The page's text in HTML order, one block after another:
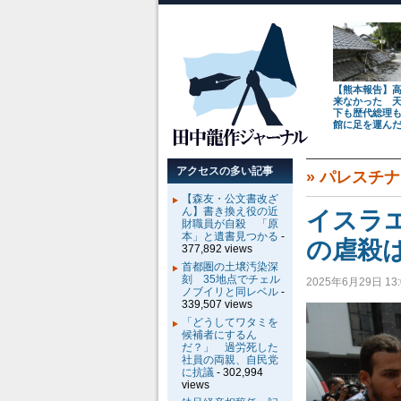
【熊本報告】
来なかった
下も歴代総理
館に足を運ん
»パレスチ
イスラ
の虐殺
2025年6月29日
アクセスの多い記事
【森友・公文書改ざ
ん】書き換え役の近
財職員が自殺 「原
本」と遺書見つかる -
377,892 views
首都圏の土壌汚染深
刻 35地点でチェル
ノブイリと同レベル -
339,507 views
「どうしてワタミを
候補者にするん
だ？」 過労死した
社員の両親、自民党
に抗議 - 302,994
views